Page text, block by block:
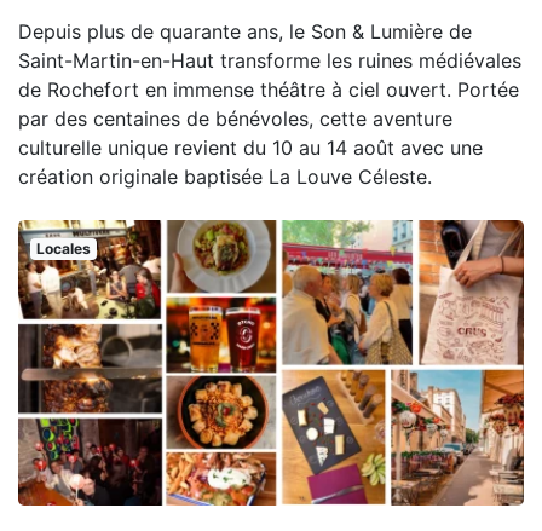
Depuis plus de quarante ans, le Son & Lumière de
Saint-Martin-en-Haut transforme les ruines médiévales
de Rochefort en immense théâtre à ciel ouvert. Portée
par des centaines de bénévoles, cette aventure
culturelle unique revient du 10 au 14 août avec une
création originale baptisée La Louve Céleste.
Locales